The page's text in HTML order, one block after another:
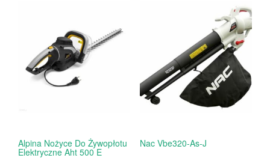
Alpina Nożyce Do Żywopłotu
Elektryczne Aht 500 E
Nac Vbe320-As-J